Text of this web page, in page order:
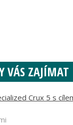
VÁS ZAJÍMAT
Crux 5 s